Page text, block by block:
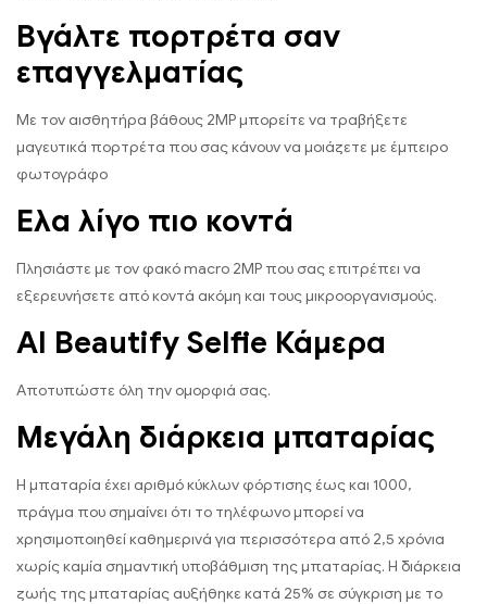
Βγάλτε πορτρέτα σαν
επαγγελματίας
Με τον αισθητήρα βάθους 2MP μπορείτε να τραβήξετε
μαγευτικά πορτρέτα που σας κάνουν να μοιάζετε με έμπειρο
φωτογράφο
Ελα λίγο πιο κοντά
Πλησιάστε με τον φακό macro 2MP που σας επιτρέπει να
εξερευνήσετε από κοντά ακόμη και τους μικροοργανισμούς.
AI Beautify Selfie Κάμερα
Αποτυπώστε όλη την ομορφιά σας.
Μεγάλη διάρκεια μπαταρίας
Η μπαταρία έχει αριθμό κύκλων φόρτισης έως και 1000,
πράγμα που σημαίνει ότι το τηλέφωνο μπορεί να
χρησιμοποιηθεί καθημερινά για περισσότερα από 2,5 χρόνια
χωρίς καμία σημαντική υποβάθμιση της μπαταρίας. Η διάρκεια
ζωής της μπαταρίας αυξήθηκε κατά 25% σε σύγκριση με το